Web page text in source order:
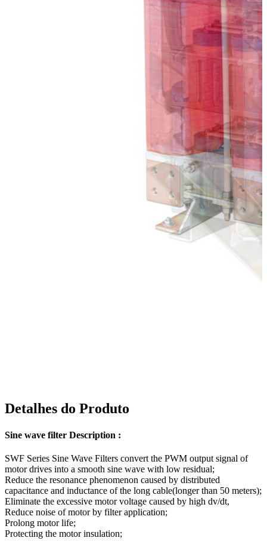
Detalhes do Produto
Sine wave filter Description :
SWF Series Sine Wave Filters convert the PWM output signal of
motor drives into a smooth sine wave with low residual;
Reduce the resonance phenomenon caused by distributed
capacitance and inductance of the long cable(longer than 50 meters);
Eliminate the excessive motor voltage caused by high dv/dt,
Reduce noise of motor by filter application;
Prolong motor life;
Protecting the motor insulation;